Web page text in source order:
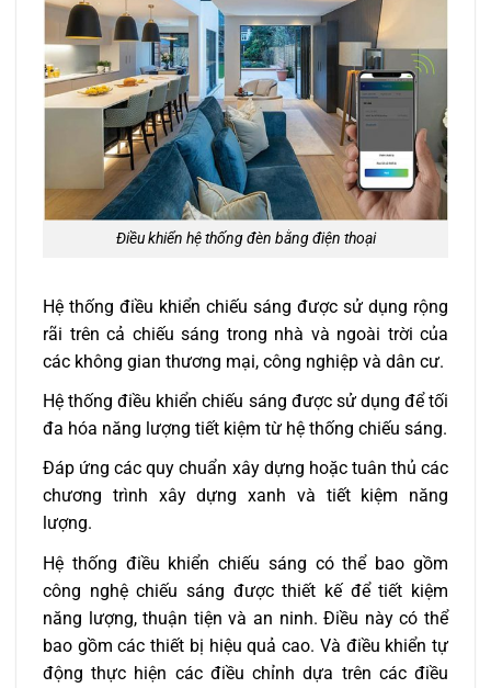
Điều khiển hệ thống đèn bằng điện thoại
Hệ thống điều khiển chiếu sáng được sử dụng rộng
rãi trên cả chiếu sáng trong nhà và ngoài trời của
các không gian thương mại, công nghiệp và dân cư.
Hệ thống điều khiển chiếu sáng được sử dụng để tối
đa hóa năng lượng tiết kiệm từ hệ thống chiếu sáng.
Đáp ứng các quy chuẩn xây dựng hoặc tuân thủ các
chương trình xây dựng xanh và tiết kiệm năng
lượng.
Hệ thống điều khiển chiếu sáng có thể bao gồm
công nghệ chiếu sáng được thiết kế để tiết kiệm
năng lượng, thuận tiện và an ninh. Điều này có thể
bao gồm các thiết bị hiệu quả cao. Và điều khiển tự
động thực hiện các điều chỉnh dựa trên các điều